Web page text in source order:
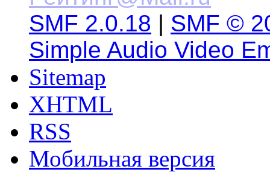
SMF 2.0.18 | SMF ©
Simple Audio Video
Sitemap
XHTML
RSS
Мобильная версия